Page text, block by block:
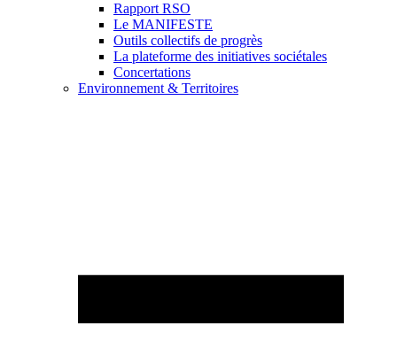
Rapport RSO
Le MANIFESTE
Outils collectifs de progrès
La plateforme des initiatives sociétales
Concertations
Environnement & Territoires